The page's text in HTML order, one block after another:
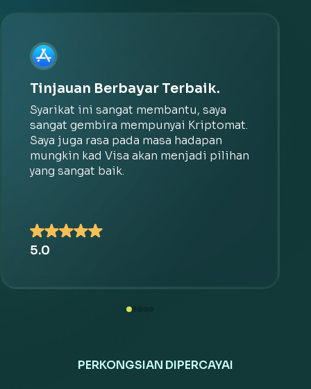
Tinjauan Berbayar Terbaik.
Syarikat ini sangat membantu, saya
sangat gembira mempunyai Kriptomat.
Saya juga rasa pada masa hadapan
mungkin kad Visa akan menjadi pilihan
yang sangat baik.
5.0
PERKONGSIAN DIPERCAYAI